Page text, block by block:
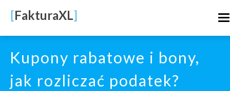
main
content
[FakturaXL]
Kupony rabatowe i bony,
jak rozliczać podatek?